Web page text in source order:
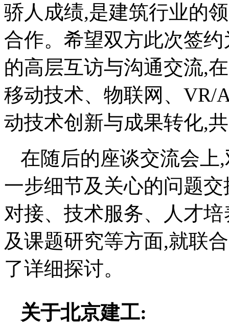
骄人成绩,是建筑行业的
合作。希望双方此次签
的高层互访与沟通交流,
移动技术、物联网、VR/
动技术创新与成果转化,
在随后的座谈交流会上
一步细节及关心的问题
对接、技术服务、人才
及课题研究等方面,就联
了详细探讨。
关于北京建工: